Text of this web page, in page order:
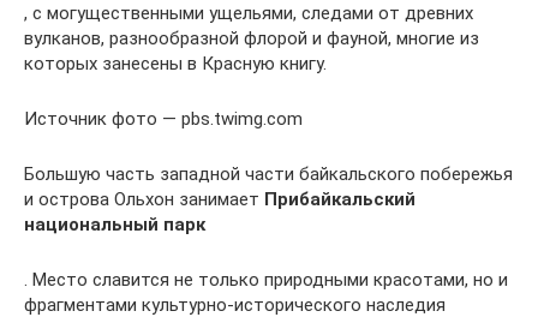
, с могущественными ущельями, следами от древних
вулканов, разнообразной флорой и фауной, многие из
которых занесены в Красную книгу.
Источник фото — pbs.twimg.com
Большую часть западной части байкальского побережья
и острова Ольхон занимает Прибайкальский
национальный парк
. Место славится не только природными красотами, но и
фрагментами культурно-исторического наследия